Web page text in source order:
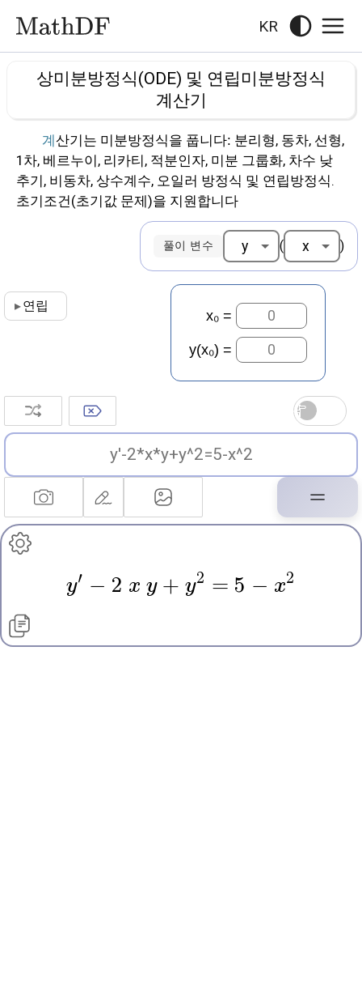
KR
상미분방정식(ODE) 및 연립미분방정식
계산기
계산기는 미분방정식을 풉니다: 분리형, 동차, 선형,
1차, 베르누이, 리카티, 적분인자, 미분 그룹화, 차수 낮
추기, 비동차, 상수계수, 오일러 방정식 및 연립방정식.
초기조건(초기값 문제)을 지원합니다
풀이 변수 ( )
▸연립
=
=
y′ − 2 x y+y2 = 5 − x2